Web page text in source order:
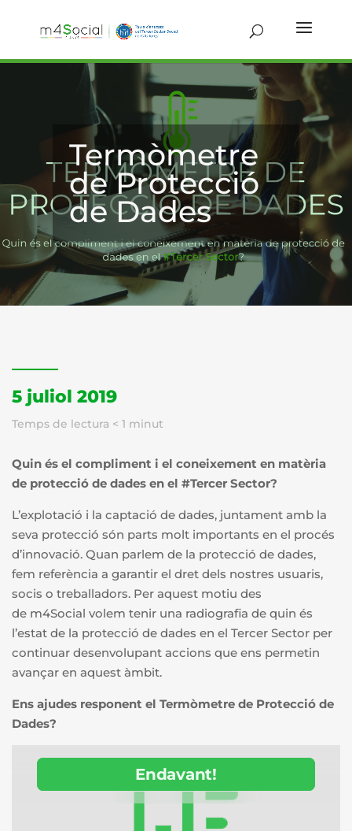
Termòmetre
de Protecció
de Dades
5 juliol 2019
Temps de lectura < 1 minut
Quin és el compliment i el coneixement en matèria
de protecció de dades en el #Tercer Sector?
L’explotació i la captació de dades, juntament amb la
seva protecció són parts molt importants en el procés
d’innovació. Quan parlem de la protecció de dades,
fem referència a garantir el dret dels nostres usuaris,
socis o treballadors. Per aquest motiu des
de m4Social volem tenir una radiografia de quin és
l’estat de la protecció de dades en el Tercer Sector per
continuar desenvolupant accions que ens permetin
avançar en aquest àmbit.
Ens ajudes responent el Termòmetre de Protecció de
Dades?